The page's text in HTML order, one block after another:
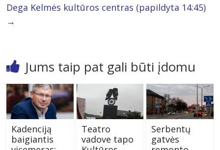
Dega Kelmės kultūros centras (papildyta 14:45)
→
Jums taip pat gali būti įdomu
Kadenciją
baigiantis
Teatro
vadove tapo
Serbentų
gatvės